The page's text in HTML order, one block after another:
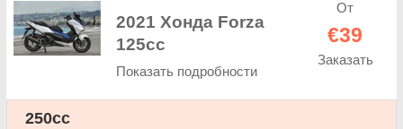
2021 Хонда Forza
125cc
Показать подробности
От
€39
Заказать
250cc